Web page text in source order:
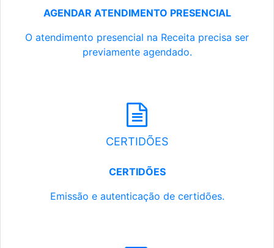
AGENDAR ATENDIMENTO PRESENCIAL
O atendimento presencial na Receita precisa ser
previamente agendado.
CERTIDÕES
CERTIDÕES
Emissão e autenticação de certidões.